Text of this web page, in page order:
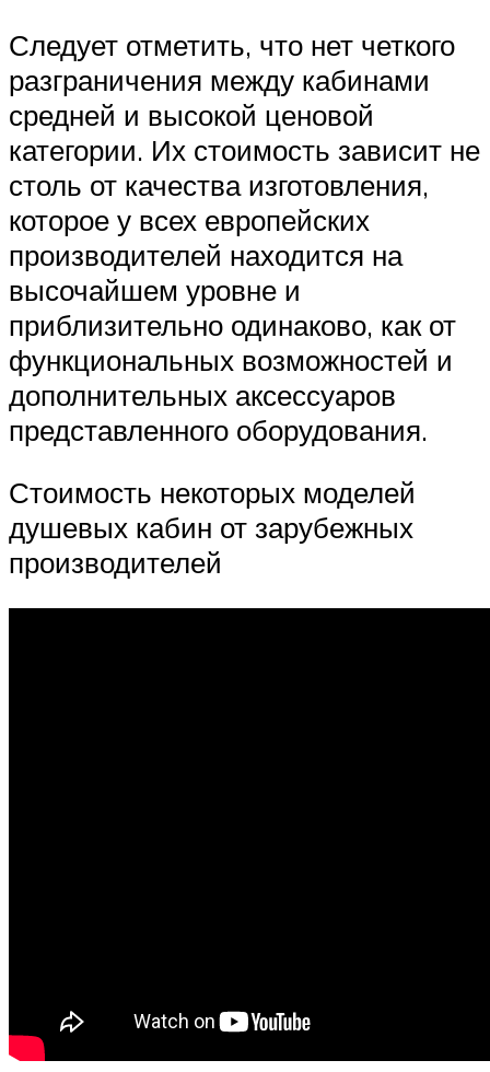
Следует отметить, что нет четкого
разграничения между кабинами
средней и высокой ценовой
категории. Их стоимость зависит не
столь от качества изготовления,
которое у всех европейских
производителей находится на
высочайшем уровне и
приблизительно одинаково, как от
функциональных возможностей и
дополнительных аксессуаров
представленного оборудования.
Стоимость некоторых моделей
душевых кабин от зарубежных
производителей